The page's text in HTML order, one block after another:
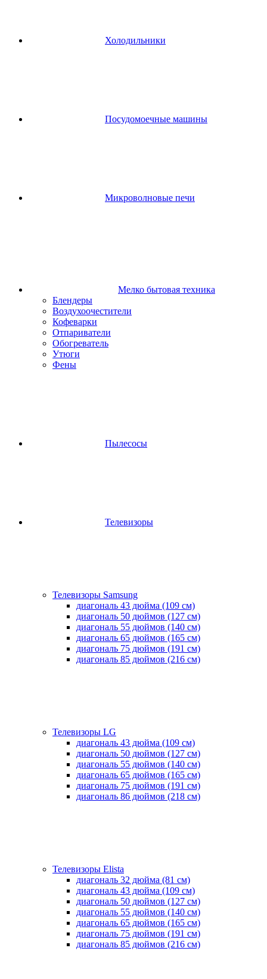
Холодильники
Посудомоечные машины
Микроволновые печи
Мелко бытовая техника
Блендеры
Воздухоочестители
Кофеварки
Отпариватели
Обогреватель
Утюги
Фены
Пылесосы
Телевизоры
Телевизоры Samsung
диагональ 43 дюйма (109 см)
диагональ 50 дюймов (127 см)
диагональ 55 дюймов (140 cм)
диагональ 65 дюймов (165 cм)
диагональ 75 дюймов (191 см)
диагональ 85 дюймов (216 см)
Телевизоры LG
диагональ 43 дюйма (109 см)
диагональ 50 дюймов (127 см)
диагональ 55 дюймов (140 cм)
диагональ 65 дюймов (165 cм)
диагональ 75 дюймов (191 см)
диагональ 86 дюймов (218 см)
Телевизоры Elista
диагональ 32 дюйма (81 см)
диагональ 43 дюйма (109 см)
диагональ 50 дюймов (127 см)
диагональ 55 дюймов (140 cм)
диагональ 65 дюймов (165 cм)
диагональ 75 дюймов (191 см)
диагональ 85 дюймов (216 см)